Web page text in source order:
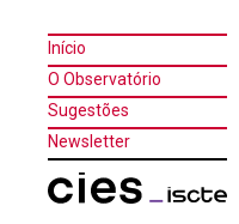
Início
O Observatório
Sugestões
Newsletter